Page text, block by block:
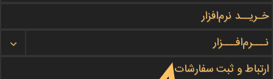
خـریــد نرم‌افزار
نـــرم‌افـــزار
ارتباط و ثبت سفارشات
هر چه زودتر سفارش خود را ثبت کنید